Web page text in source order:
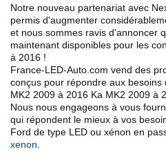
Notre nouveau partenariat avec
permis d'augmenter
et nous sommes ravis d'annoncer
maintenant disponibles pour les
à 2016 !
France-LED-Auto.com vend des
conçus pour répondre aux besoins
MK2 2009 à 2016 Ka MK2 2009 à
Nous nous engageons à vous
qui répondent le mieux à vos
Ford de type LED ou xénon en
xenon